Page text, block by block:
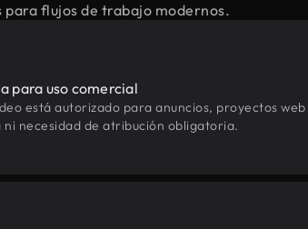
para flujos de trabajo modernos.
para uso comercial
está autorizado para anuncios, proyectos
ni necesidad de atribución obligatoria.